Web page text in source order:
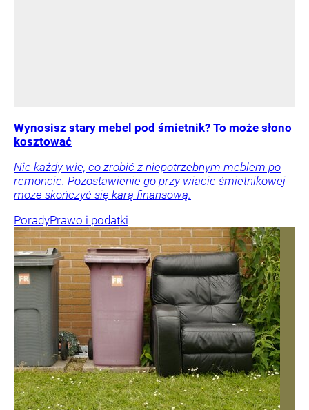
Wynosisz stary mebel pod śmietnik? To może słono
kosztować
Nie każdy wie, co zrobić z niepotrzebnym meblem po
remoncie. Pozostawienie go przy wiacie śmietnikowej
może skończyć się karą finansową.
PoradyPrawo i podatki